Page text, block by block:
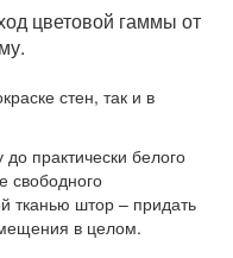
цветовой гаммы от
стен, так и в
практически белого
свободного
тканью штор – придать
в целом.